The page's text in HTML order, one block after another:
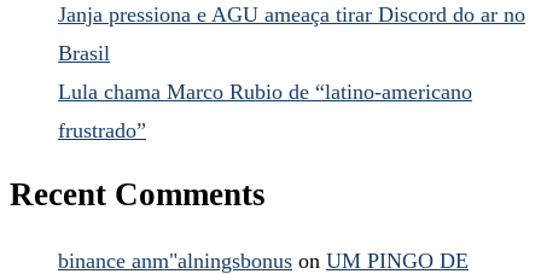
Janja pressiona e AGU ameaça tirar Discord do ar no
Brasil
Lula chama Marco Rubio de “latino-americano
frustrado”
Recent Comments
binance anm"alningsbonus on UM PINGO DE